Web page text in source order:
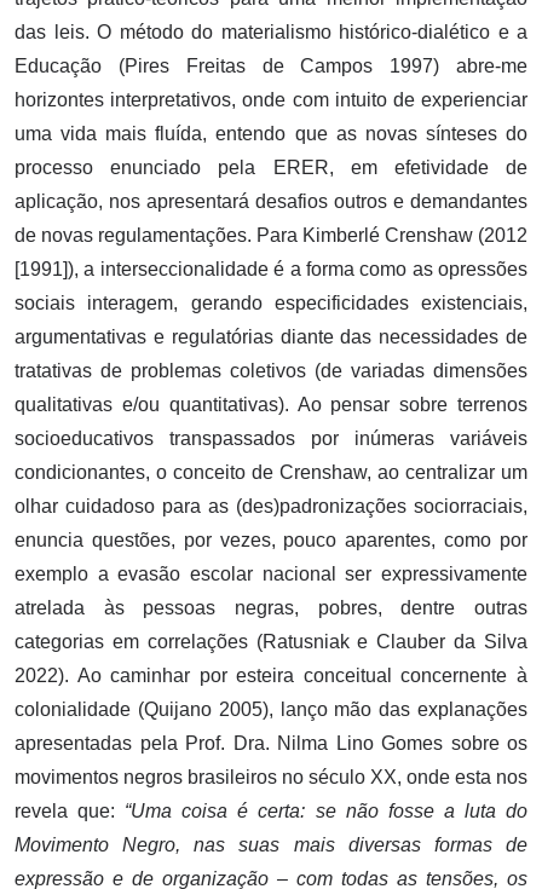
das leis. O método do materialismo histórico-dialético e a
Educação (Pires Freitas de Campos 1997) abre-me
horizontes interpretativos, onde com intuito de experienciar
uma vida mais fluída, entendo que as novas sínteses do
processo enunciado pela ERER, em efetividade de
aplicação, nos apresentará desafios outros e demandantes
de novas regulamentações. Para Kimberlé Crenshaw (2012
[1991]), a interseccionalidade é a forma como as opressões
sociais interagem, gerando especificidades existenciais,
argumentativas e regulatórias diante das necessidades de
tratativas de problemas coletivos (de variadas dimensões
qualitativas e/ou quantitativas). Ao pensar sobre terrenos
socioeducativos transpassados por inúmeras variáveis
condicionantes, o conceito de Crenshaw, ao centralizar um
olhar cuidadoso para as (des)padronizações sociorraciais,
enuncia questões, por vezes, pouco aparentes, como por
exemplo a evasão escolar nacional ser expressivamente
atrelada às pessoas negras, pobres, dentre outras
categorias em correlações (Ratusniak e Clauber da Silva
2022). Ao caminhar por esteira conceitual concernente à
colonialidade (Quijano 2005), lanço mão das explanações
apresentadas pela Prof. Dra. Nilma Lino Gomes sobre os
movimentos negros brasileiros no século XX, onde esta nos
revela que: “Uma coisa é certa: se não fosse a luta do
Movimento Negro, nas suas mais diversas formas de
expressão e de organização – com todas as tensões, os